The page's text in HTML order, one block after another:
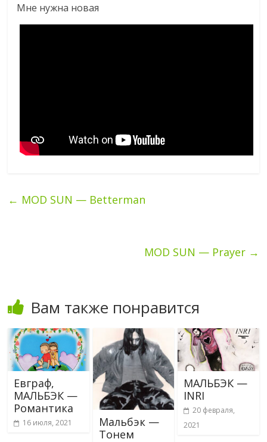
Мне нужна новая
← MOD SUN — Betterman
MOD SUN — Prayer →
Вам также понравится
Евграф,
МАЛЬБЭК —
Романтика
16 июля, 2021
Мальбэк —
Тонем
МАЛЬБЭК —
INRI
20 февраля,
2021